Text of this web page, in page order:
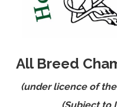
All Breed
(under licence of